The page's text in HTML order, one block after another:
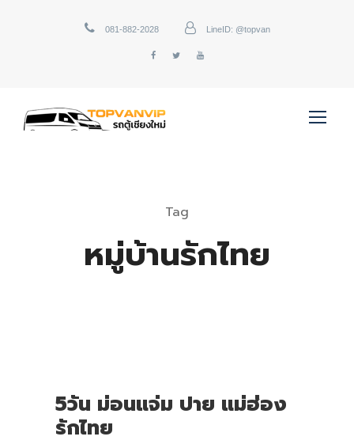
081-882-2028 LineID: @topvan
Tag
หมู่บ้านรักไทย
5วัน ม่อนแจ่ม ปาย แม่ฮ่อง
รักไทย